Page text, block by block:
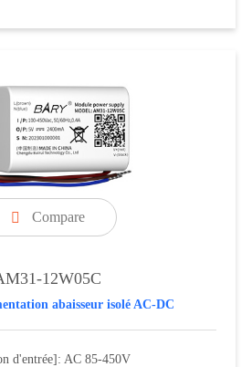
 Compare
12W05C
abaisseur isolé AC-DC
d'entrée]: AC 85-450V